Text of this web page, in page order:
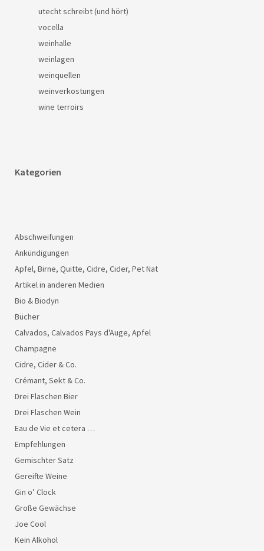
utecht schreibt (und hört)
vocella
weinhalle
weinlagen
weinquellen
weinverkostungen
wine terroirs
Kategorien
Abschweifungen
Ankündigungen
Apfel, Birne, Quitte, Cidre, Cider, Pet Nat
Artikel in anderen Medien
Bio & Biodyn
Bücher
Calvados, Calvados Pays d'Auge, Apfel
Champagne
Cidre, Cider & Co.
Crémant, Sekt & Co.
Drei Flaschen Bier
Drei Flaschen Wein
Eau de Vie et cetera …
Empfehlungen
Gemischter Satz
Gereifte Weine
Gin o’ Clock
Große Gewächse
Joe Cool
Kein Alkohol